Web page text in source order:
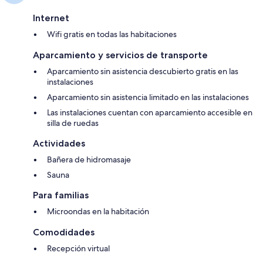
Internet
Wifi gratis en todas las habitaciones
Aparcamiento y servicios de transporte
Aparcamiento sin asistencia descubierto gratis en las
instalaciones
Aparcamiento sin asistencia limitado en las instalaciones
Las instalaciones cuentan con aparcamiento accesible en
silla de ruedas
Actividades
Bañera de hidromasaje
Sauna
Para familias
Microondas en la habitación
Comodidades
Recepción virtual